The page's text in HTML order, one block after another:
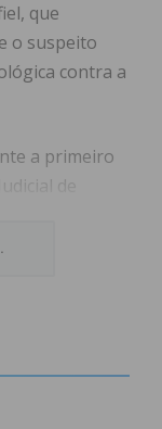
que
o suspeito
contra a
a primeiro
de
de contactos,
do